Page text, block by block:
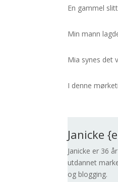
En gammel
Min mann
Mia synes det
I denne
Janicke
Janicke er 36
utdannet
og blogging.